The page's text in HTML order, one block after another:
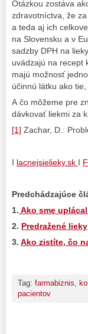
Otázkou zostáva
zdravotníctva, že
a teda aj ich
na Slovensku a v
sadzby DPH na
uvádzajú na recept
majú možnosť
účinnú látku ako
A čo môžeme pre
dávkovať liekmi za
[1] Zachar, D.:
I lacnejsielieky.sk I
Predchádzajúce
1. Ako sme
2. Predražené lieky
3. Ako zistíte, čo
Tag: farmabiznis
pacientov